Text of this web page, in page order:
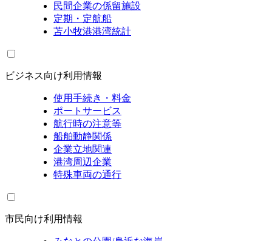
民間企業の係留施設
定期・定航船
苫小牧港港湾統計
ビジネス向け利用情報
使用手続き・料金
ポートサービス
航行時の注意等
船舶動静関係
企業立地関連
港湾周辺企業
特殊車両の通行
市民向け利用情報